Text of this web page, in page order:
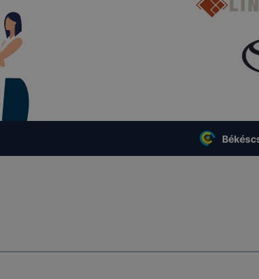
megakadályozása vagy törlése által
tervezettől eltérően fog működni